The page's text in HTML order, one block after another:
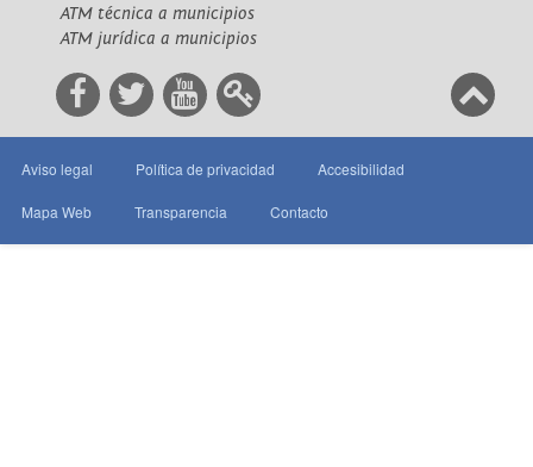
ATM técnica a municipios
ATM jurídica a municipios
Aviso legal Política de privacidad Accesibilidad
Mapa Web Transparencia Contacto